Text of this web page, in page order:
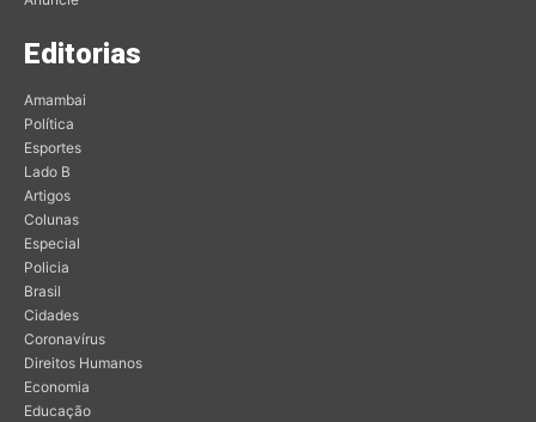
Editorias
Amambai
Política
Esportes
Lado B
Artigos
Colunas
Especial
Policia
Brasil
Cidades
Coronavírus
Direitos Humanos
Economia
Educação